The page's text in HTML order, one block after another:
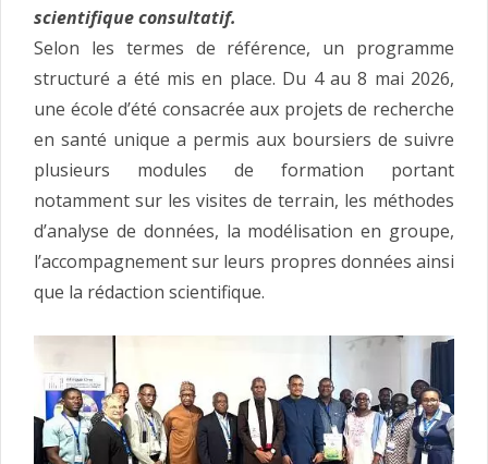
scientifique consultatif.
Selon les termes de référence, un programme
structuré a été mis en place. Du 4 au 8 mai 2026,
une école d’été consacrée aux projets de recherche
en santé unique a permis aux boursiers de suivre
plusieurs modules de formation portant
notamment sur les visites de terrain, les méthodes
d’analyse de données, la modélisation en groupe,
l’accompagnement sur leurs propres données ainsi
que la rédaction scientifique.